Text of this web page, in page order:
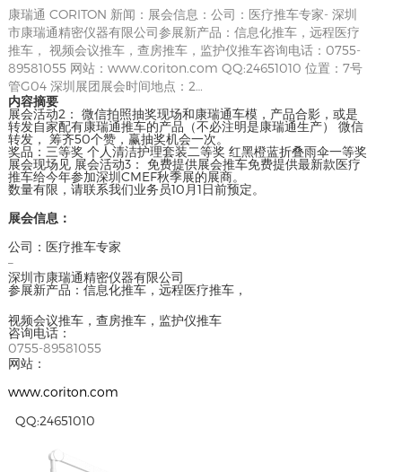
康瑞通 CORITON 新闻：展会信息：公司：医疗推车专家- 深圳
市康瑞通精密仪器有限公司参展新产品：信息化推车，远程医疗
推车， 视频会议推车，查房推车，监护仪推车咨询电话：0755-
89581055 网站：www.coriton.com QQ:24651010 位置：7号
管G04 深圳展团展会时间地点：2…
内容摘要
展会活动2： 微信拍照抽奖现场和康瑞通车模，产品合影，或是
转发自家配有康瑞通推车的产品（不必注明是康瑞通生产） 微信
转发， 筹齐50个赞，赢抽奖机会一次。
奖品：三等奖 个人清洁护理套装二等奖 红黑橙蓝折叠雨伞一等奖
展会现场见 展会活动3： 免费提供展会推车免费提供最新款医疗
推车给今年参加深圳CMEF秋季展的展商。
数量有限，请联系我们业务员10月1日前预定。
展会信息：
公司：医疗推车专家
–
深圳市康瑞通精密仪器有限公司
参展新产品：信息化推车，远程医疗推车，
视频会议推车，查房推车，监护仪推车
咨询电话：
0755-89581055
网站：
www.coriton.com
QQ:24651010